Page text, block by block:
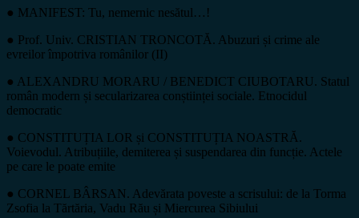
● MANIFEST: Tu, nemernic nesătul…!
● Prof. Univ. CRISTIAN TRONCOTĂ. Abuzuri și crime ale
evreilor împotriva românilor (II)
● ALEXANDRU MORARU / BENEDICT CIUBOTARU. Statul
român modern și secularizarea conștiinței sociale. Etnocidul
democratic
● CONSTITUȚIA LOR și CONSTITUȚIA NOASTRĂ.
Voievodul. Atribuțiile, demiterea și suspendarea din funcție. Actele
pe care le poate emite
● CORNEL BÂRSAN. Adevărata poveste a scrisului: de la Torma
Zsofia la Tărtăria, Vadu Rău și Miercurea Sibiului